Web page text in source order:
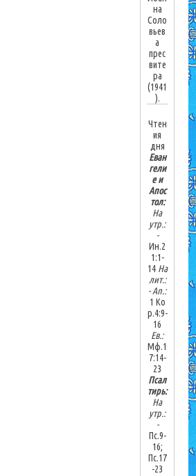
на
Соло
вьев
а
прес
вите
ра
(1941
).
Чтен
ия
дня
Еван
гели
е и
Апос
тол:
На
утр.:
-
Ин.2
1:1-
14На
лит.:
-Ап.:
1 Ко
р.4:9-
16
Ев.:
Мф.1
7:14-
23
Псал
тирь:
На
утр.:
-
Пс.9-
16;
Пс.17
-23